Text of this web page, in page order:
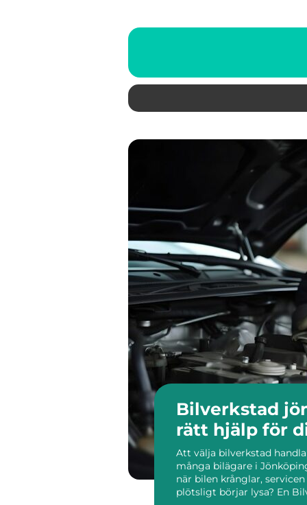
Bilverkstad
rätt hjälp för
Att välja bilverkstad
många bilägare i
när bilen krånglar,
plötsligt börjar lysa? En